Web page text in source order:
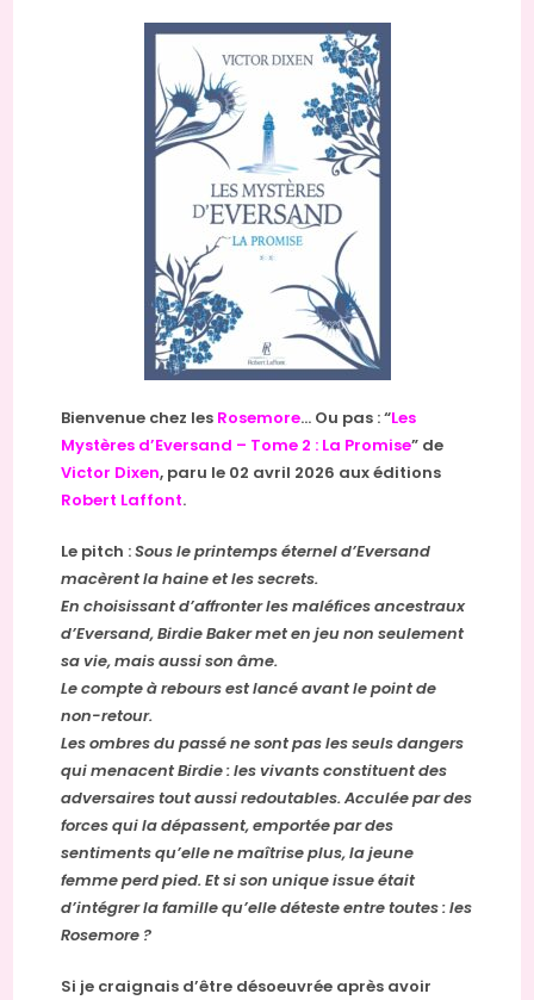
Bienvenue chez les Rosemore… Ou pas : “Les
Mystères d’Eversand – Tome 2 : La Promise” de
Victor Dixen, paru le 02 avril 2026 aux éditions
Robert Laffont.
Le pitch :Sous le printemps éternel d’Eversand
macèrent la haine et les secrets.
En choisissant d’affronter les maléfices ancestraux
d’Eversand, Birdie Baker met en jeu non seulement
sa vie, mais aussi son âme.
Le compte à rebours est lancé avant le point de
non-retour.
Les ombres du passé ne sont pas les seuls dangers
qui menacent Birdie : les vivants constituent des
adversaires tout aussi redoutables. Acculée par des
forces qui la dépassent, emportée par des
sentiments qu’elle ne maîtrise plus, la jeune
femme perd pied. Et si son unique issue était
d’intégrer la famille qu’elle déteste entre toutes : les
Rosemore ?
Si je craignais d’être désoeuvrée après avoir